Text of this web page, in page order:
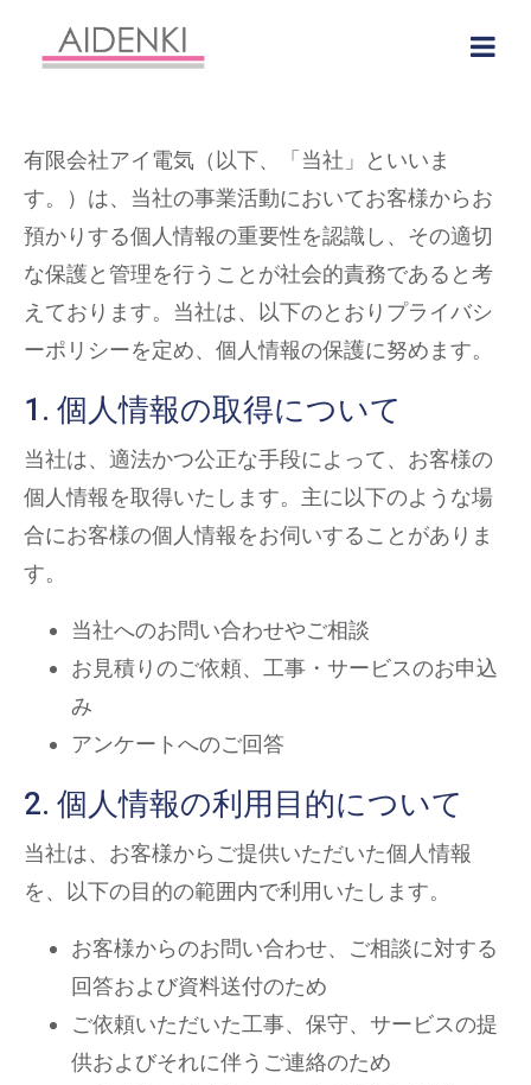
有限会社アイ電気（以下、「当社」といいま
す。）は、当社の事業活動においてお客様からお
預かりする個人情報の重要性を認識し、その適切
な保護と管理を行うことが社会的責務であると考
えております。当社は、以下のとおりプライバシ
ーポリシーを定め、個人情報の保護に努めます。
1. 個人情報の取得について
当社は、適法かつ公正な手段によって、お客様の
個人情報を取得いたします。主に以下のような場
合にお客様の個人情報をお伺いすることがありま
す。
当社へのお問い合わせやご相談
お見積りのご依頼、工事・サービスのお申込
み
アンケートへのご回答
2. 個人情報の利用目的について
当社は、お客様からご提供いただいた個人情報
を、以下の目的の範囲内で利用いたします。
お客様からのお問い合わせ、ご相談に対する
回答および資料送付のため
ご依頼いただいた工事、保守、サービスの提
供およびそれに伴うご連絡のため